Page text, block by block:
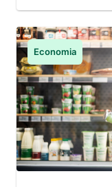
Economia